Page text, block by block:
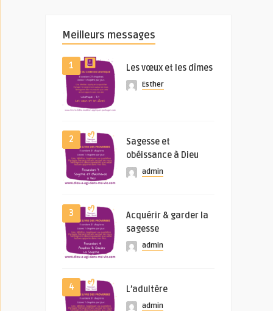
Meilleurs messages
1 Les vœux et les dîmes
Esther
2
Sagesse et
obéissance à Dieu
admin
3
Acquérir & garder la
sagesse
admin
4 L’adultère
admin